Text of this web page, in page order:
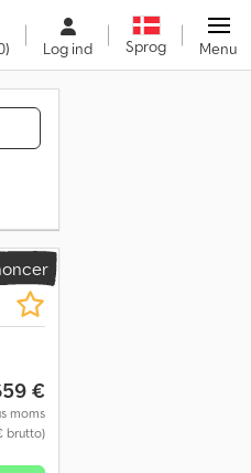
Log ind Sprog Menu
€
moms
brutto)